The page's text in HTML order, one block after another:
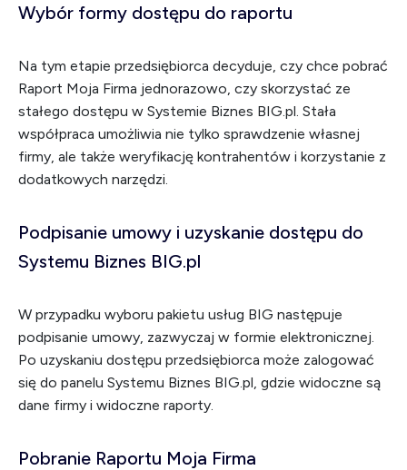
Wybór formy dostępu do raportu
Na tym etapie przedsiębiorca decyduje, czy chce pobrać
Raport Moja Firma jednorazowo, czy skorzystać ze
stałego dostępu w Systemie Biznes BIG.pl. Stała
współpraca umożliwia nie tylko sprawdzenie własnej
firmy, ale także weryfikację kontrahentów i korzystanie z
dodatkowych narzędzi.
Podpisanie umowy i uzyskanie dostępu do
Systemu Biznes BIG.pl
W przypadku wyboru pakietu usług BIG następuje
podpisanie umowy, zazwyczaj w formie elektronicznej.
Po uzyskaniu dostępu przedsiębiorca może zalogować
się do panelu Systemu Biznes BIG.pl, gdzie widoczne są
dane firmy i widoczne raporty.
Pobranie Raportu Moja Firma